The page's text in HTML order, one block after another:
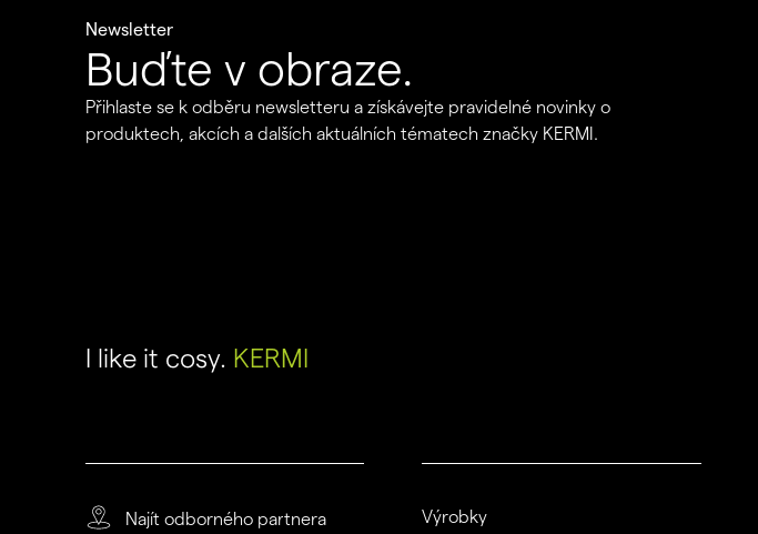
Newsletter
Buďte v obraze.
Přihlaste se k odběru newsletteru a získávejte pravidelné novinky o
produktech, akcích a dalších aktuálních tématech značky KERMI.
I like it cosy. KERMI
Najít odborného partnera Výrobky